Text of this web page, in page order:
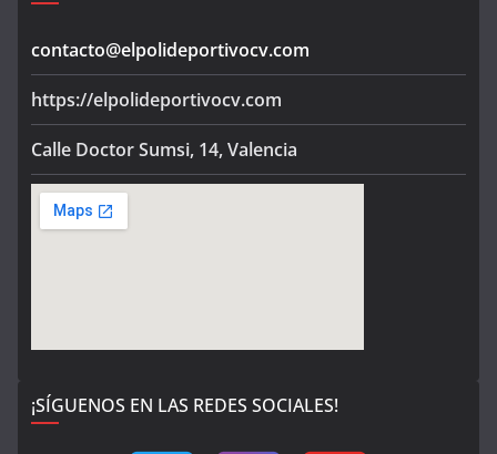
contacto@elpolideportivocv.com
https://elpolideportivocv.com
Calle Doctor Sumsi, 14, Valencia
¡SÍGUENOS EN LAS REDES SOCIALES!